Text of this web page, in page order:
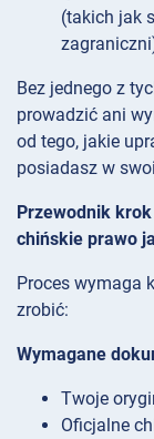
(takich jak
Bez jednego z
prowadzić ani
od tego, jakie
posiadasz w
Przewodnik
chińskie prawo
Proces wymaga
zrobić:
Wymagane
Twoje
Oficjalne